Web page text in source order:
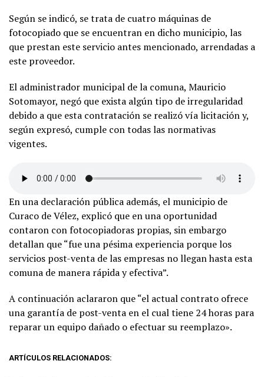
Según se indicó, se trata de cuatro máquinas de
fotocopiado que se encuentran en dicho municipio, las
que prestan este servicio antes mencionado, arrendadas a
este proveedor.
El administrador municipal de la comuna, Mauricio
Sotomayor, negó que exista algún tipo de irregularidad
debido a que esta contratación se realizó vía licitación y,
según expresó, cumple con todas las normativas
vigentes.
En una declaración pública además, el municipio de
Curaco de Vélez, explicó que en una oportunidad
contaron con fotocopiadoras propias, sin embargo
detallan que “fue una pésima experiencia porque los
servicios post-venta de las empresas no llegan hasta esta
comuna de manera rápida y efectiva”.
A continuación aclararon que “el actual contrato ofrece
una garantía de post-venta en el cual tiene 24 horas para
reparar un equipo dañado o efectuar su reemplazo».
ARTÍCULOS RELACIONADOS: